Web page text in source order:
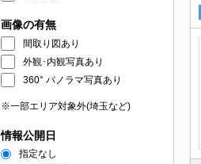
画像の有無
間取り図あり
外観･内観写真あり
360° パノラマ写真あり
※一部エリア対象外(埼玉など)
情報公開日
指定なし